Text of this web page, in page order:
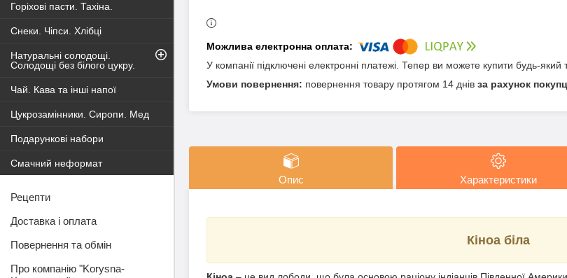
У компанії підключені електронні платежі. Тепер ви можете купити будь-
повернення товару протягом 14 днів за рахунок
Опис Характеристики
Кіноа біла
Горіхові пасти. Тахіна.
Снеки. Чіпси. Хлібці
Натуральні солодощі.
Солодощі без білого цукру.
Чай. Кава та інші напої
Цукрозамінники. Сиропи. Мед
Подарункові набори
Смачний неформат
Рецепти
Доставка і оплата
Повернення та обмін
Про компанію "Korysna-